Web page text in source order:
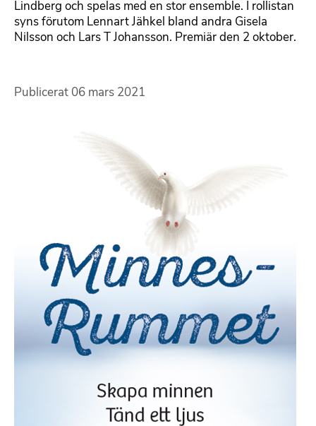
Lindberg och spelas med en stor ensemble. I rollistan
syns förutom Lennart Jähkel bland andra Gisela
Nilsson och Lars T Johansson. Premiär den 2 oktober.
Publicerat 06 mars 2021